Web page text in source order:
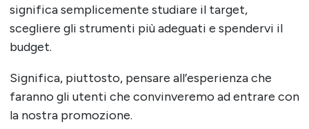
significa semplicemente studiare il target,
scegliere gli strumenti più adeguati e spendervi il
budget.
Significa, piuttosto, pensare all’esperienza che
faranno gli utenti che convinveremo ad entrare con
la nostra promozione.